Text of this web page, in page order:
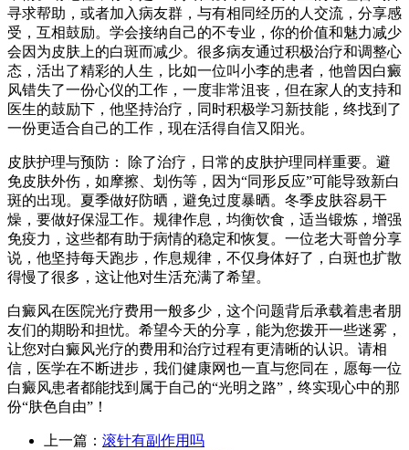
寻求帮助，或者加入病友群，与有相同经历的人交流，分享感
受，互相鼓励。学会接纳自己的不专业，你的价值和魅力减少
会因为皮肤上的白斑而减少。很多病友通过积极治疗和调整心
态，活出了精彩的人生，比如一位叫小李的患者，他曾因白癜
风错失了一份心仪的工作，一度非常沮丧，但在家人的支持和
医生的鼓励下，他坚持治疗，同时积极学习新技能，终找到了
一份更适合自己的工作，现在活得自信又阳光。
皮肤护理与预防： 除了治疗，日常的皮肤护理同样重要。避
免皮肤外伤，如摩擦、划伤等，因为“同形反应”可能导致新白
斑的出现。夏季做好防晒，避免过度暴晒。冬季皮肤容易干
燥，要做好保湿工作。规律作息，均衡饮食，适当锻炼，增强
免疫力，这些都有助于病情的稳定和恢复。一位老大哥曾分享
说，他坚持每天跑步，作息规律，不仅身体好了，白斑也扩散
得慢了很多，这让他对生活充满了希望。
白癜风在医院光疗费用一般多少，这个问题背后承载着患者朋
友们的期盼和担忧。希望今天的分享，能为您拨开一些迷雾，
让您对白癜风光疗的费用和治疗过程有更清晰的认识。请相
信，医学在不断进步，我们健康网也一直与您同在，愿每一位
白癜风患者都能找到属于自己的“光明之路”，终实现心中的那
份“肤色自由”！
上一篇： 滚针有副作用吗